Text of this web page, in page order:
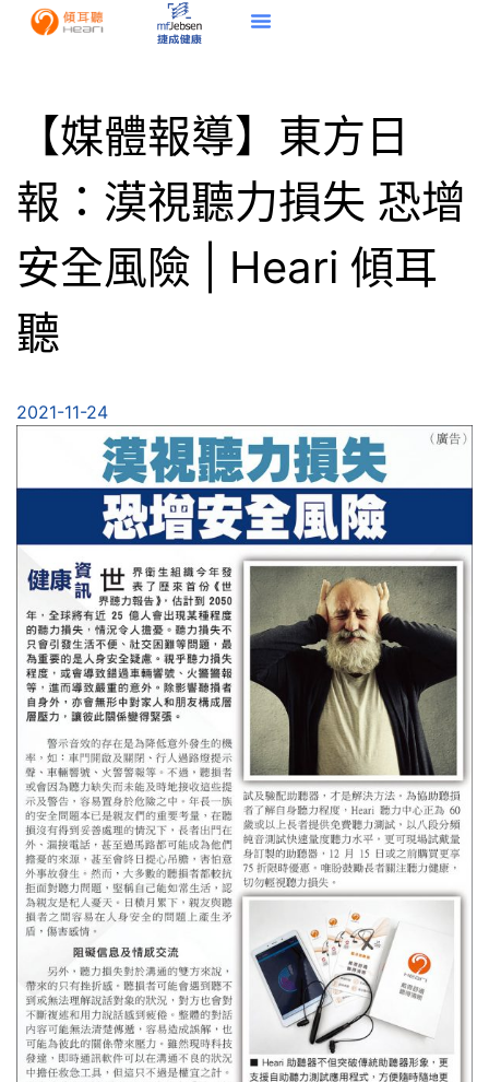
【媒體報導】東方日
報：漠視聽力損失 恐增
安全風險 | Heari 傾耳
聽
2021-11-24